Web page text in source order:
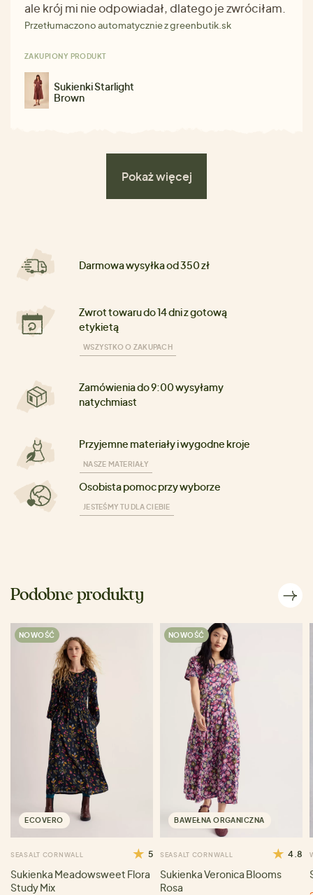
ale krój mi nie odpowiadał, dlatego je zwróciłam.
Przetłumaczono automatycznie z greenbutik.sk
ZAKUPIONY PRODUKT
Sukienki Starlight
Brown
Pokaż więcej
Darmowa wysyłka od 350 zł
Zwrot towaru do 14 dni z gotową
etykietą
WSZYSTKO O ZAKUPACH
Zamówienia do 9:00 wysyłamy
natychmiast
Przyjemne materiały i wygodne kroje
NASZE MATERIAŁY
Osobista pomoc przy wyborze
JESTEŚMY TU DLA CIEBIE
Podobne produkty
NOWOŚĆ
ECOVERO
SEASALT CORNWALL 5
Sukienka Meadowsweet Flora
Study Mix
NOWOŚĆ
BAWEŁNA ORGANICZNA
SEASALT CORNWALL 4.8
Sukienka Veronica Blooms
Rosa